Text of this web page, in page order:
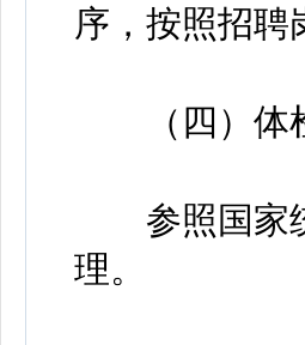
序，按照招聘
（四）体
参照国家统
理。